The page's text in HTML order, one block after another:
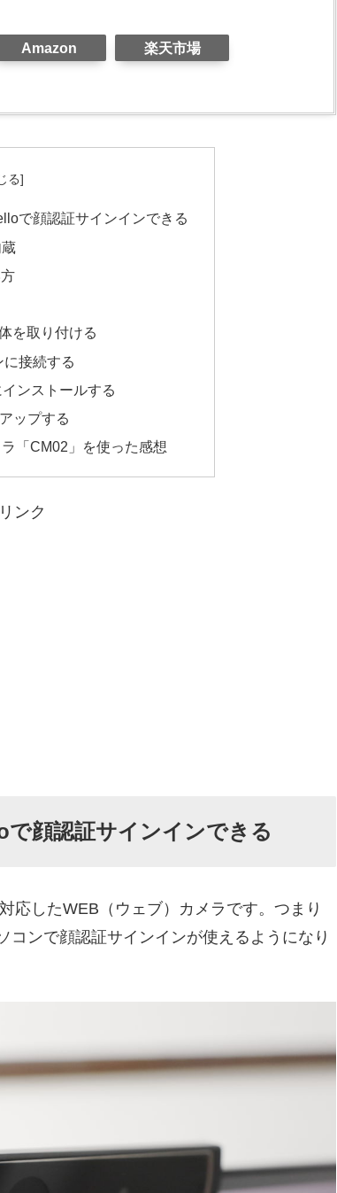
Amazon
楽天市場
で顔認証サインインできる
を取り付ける
接続する
ンストールする
ップする
「CM02」を使った感想
ンク
顔認証サインインできる
応したWEB（ウェブ）カメラです。つまり
ンで顔認証サインインが使えるようになり